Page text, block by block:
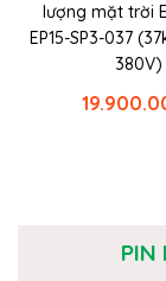
lượng mặt trời
EP15-SP3-037
380V)
PIN